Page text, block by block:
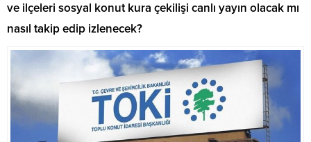
ve ilçeleri sosyal konut kura çekilişi canlı yayın olacak mı
nasıl takip edip izlenecek?